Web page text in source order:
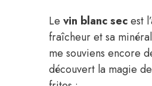
Le vin blanc secest
fraîcheur et sa
me souviens encore
découvert la magie